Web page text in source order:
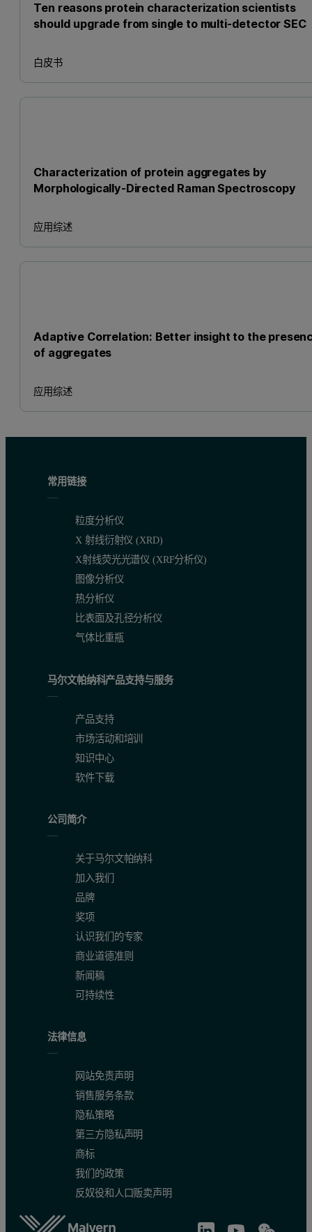
Ten reasons protein characterization scientists
should upgrade from single to multi-detector SEC
白皮书
Characterization of protein aggregates by
Morphologically-Directed Raman Spectroscopy
应用综述
Adaptive Correlation: Better insight to the
of aggregates
应用综述
常用链接
粒度分析仪
X 射线衍射仪 (XRD)
X射线荧光光谱仪 (XRF分析仪)
图像分析仪
热分析仪
比表面及孔径分析仪
气体比重瓶
马尔文帕纳科产品支持与服务
产品支持
市场活动和培训
知识中心
软件下载
公司简介
关于马尔文帕纳科
加入我们
品牌
奖项
认识我们的专家
商业道德准则
新闻稿
可持续性
法律信息
网站免责声明
销售服务条款
隐私策略
第三方隐私声明
商标
我们的政策
反奴役和人口贩卖声明